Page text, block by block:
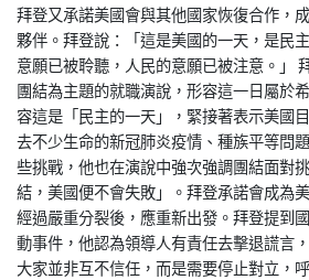
拜登又承諾美國會與其他國家恢復合作，
夥伴。拜登說：「這是美國的一天，是民
意願已被聆聽，人民的意願已被注意。」
團結為主題的就職演說，形容這一日屬於
容這是「民主的一天」，緊接著表示美國
去不少生命的新冠肺炎疫情、種族平等問
些挑戰，他也在演說中強次強調團結面對
結，美國便不會失敗」。拜登承諾會成為
經過嚴重分裂後，應重新出發。拜登提到
動事件，他認為領導人有責任去擊退謊言
大家並非互不信任，而是需要停止對立，